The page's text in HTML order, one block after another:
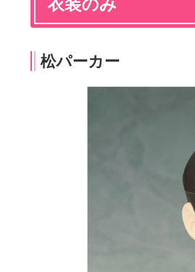
松パーカー